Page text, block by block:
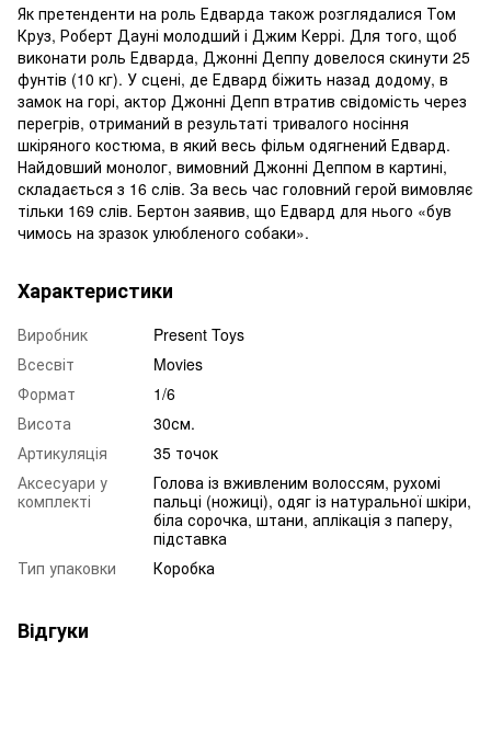
Як претенденти на роль Едварда також розглядалися Том
Круз, Роберт Дауні молодший і Джим Керрі. Для того, щоб
виконати роль Едварда, Джонні Деппу довелося скинути 25
фунтів (10 кг). У сцені, де Едвард біжить назад додому, в
замок на горі, актор Джонні Депп втратив свідомість через
перегрів, отриманий в результаті тривалого носіння
шкіряного костюма, в який весь фільм одягнений Едвард.
Найдовший монолог, вимовний Джонні Деппом в картині,
складається з 16 слів. За весь час головний герой вимовляє
тільки 169 слів. Бертон заявив, що Едвард для нього «був
чимось на зразок улюбленого собаки».
Характеристики
Виробник
Present Toys
Всесвіт
Movies
Формат
1/6
Висота
30см.
Артикуляція
35 точок
Аксесуари у
комплекті
Голова із вживленим волоссям, рухомі
пальці (ножиці), одяг із натуральної шкіри,
біла сорочка, штани, аплікація з паперу,
підставка
Тип упаковки
Коробка
Відгуки